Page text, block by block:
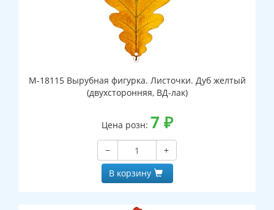
М-18115 Вырубная фигурка. Листочки. Дуб желтый
(двухсторонняя, ВД-лак)
Цена розн: 7 ₽
−
+
В корзину